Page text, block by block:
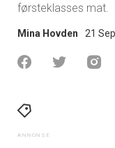
førsteklasses mat.
Mina Hovden 21